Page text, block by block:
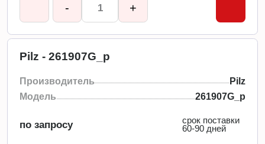
- +
Pilz - 261907G_p
Производитель
Pilz
Модель
261907G_p
по запросу
срок поставки
60-90 дней